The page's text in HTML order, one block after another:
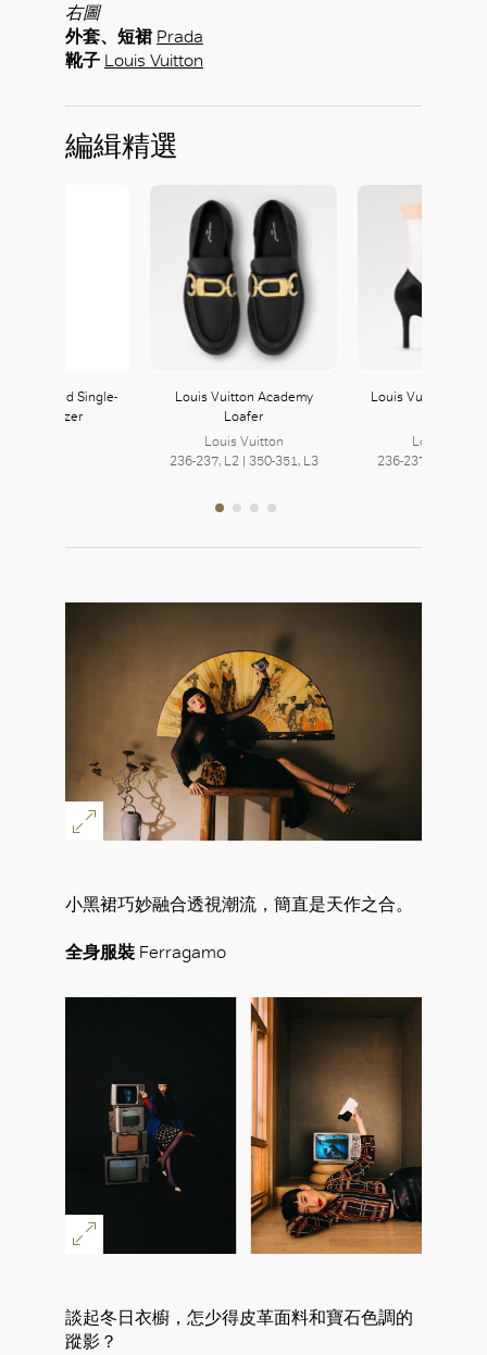
右圖
外套、短裙 Prada
靴子 Louis Vuitton
編緝精選
Oversized Single-
Blazer
Louis Vuitton Academy
Loafer
Louis Vuitton
236-237, L2 | 350-351, L3
Louis Vuitton
Louis
236-237, L2 | 350-
小黑裙巧妙融合透視潮流，簡直是天作之合。
全身服裝 Ferragamo
談起冬日衣櫥，怎少得皮革面料和寶石色調的
蹤影？
好